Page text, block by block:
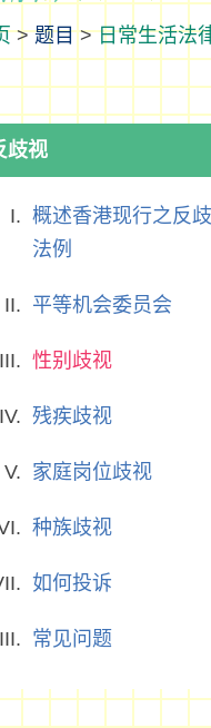
>题目>日常生活法
歧视
概述香港现行之反
法例
平等机会委员会
性别歧视
残疾歧视
家庭岗位歧视
种族歧视
如何投诉
常见问题